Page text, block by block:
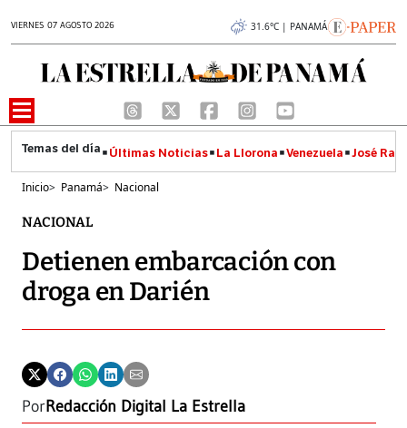
VIERNES 07 AGOSTO 2026 31.6°C | PANAMÁ
Últimas Noticias La Llorona Venezuela José
Inicio> Panamá> Nacional
NACIONAL
Detienen embarcación con
droga en Darién
PorRedacción Digital La Estrella